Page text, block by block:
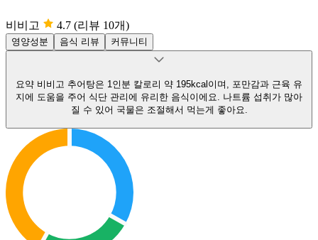
비비고 4.7 (리뷰 10개)
영양성분 음식 리뷰 커뮤니티
요약 비비고 추어탕은 1인분 칼로리 약 195kcal이며, 포만감과 근육 유
지에 도움을 주어 식단 관리에 유리한 음식이에요. 나트륨 섭취가 많아
질 수 있어 국물은 조절해서 먹는게 좋아요.